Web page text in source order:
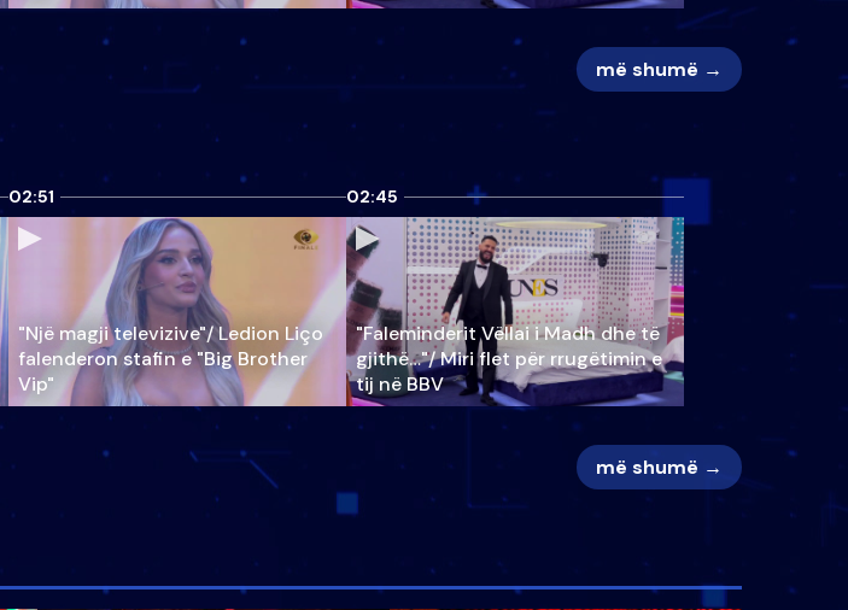
më shumë →
02:51
"Një magji televizive"/ Ledion Liço
falenderon stafin e "Big Brother
Vip"
02:45
"Faleminderit Vëllai i Madh dhe të
gjithë…"/ Miri flet për rrugëtimin e
tij në BBV
më shumë →